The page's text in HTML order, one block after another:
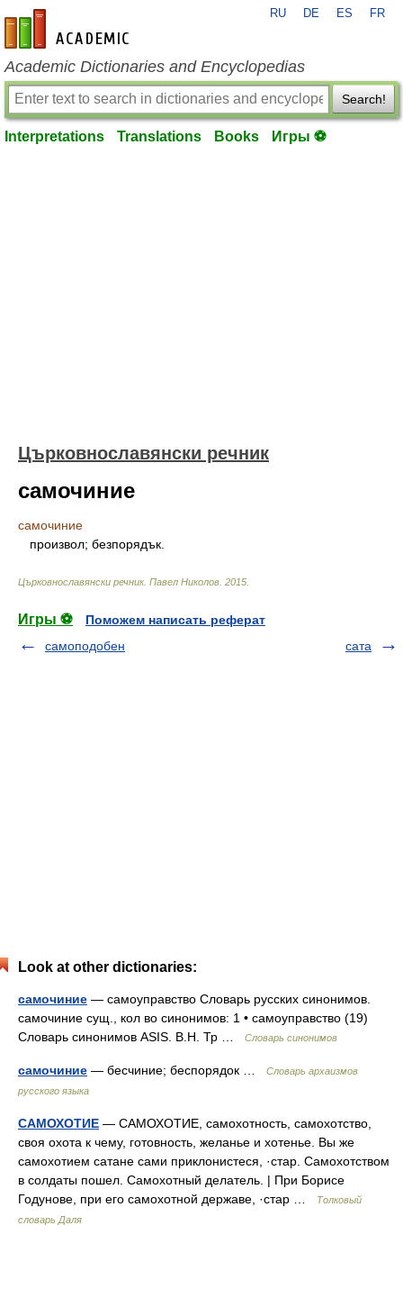
en-academic.com
RU DE ES FR
Academic Dictionaries and Encyclopedias
Search!
Interpretations Translations Books Игры ⚽
Църковнославянски речник
самочиние
самочиние
произвол; безпорядък.
Църковнославянски речник. Павел Николов 2015
Игры ⚽
Поможем написать реферат
самоподобен
сата
Look at other dictionaries:
самочиние — самоуправство Словарь русских синонимов.
самочиние сущ., кол во синонимов: 1 • самоуправство (19)
Словарь синонимов ASIS. В.Н. Тр …
Словарь синонимов
самочиние — бесчиние; беспорядок …
Cловарь архаизмов
русского языка
САМОХОТИЕ — САМОХОТИЕ, самохотность, самохотство,
своя охота к чему, готовность, желанье и хотенье. Вы же
самохотием сатане сами приклонистеся, ·стар. Самохотством
в солдаты пошел. Самохотный делатель. | При Борисе
Годунове, при его самохотной державе, ·стар …
Толковый
словарь Даля